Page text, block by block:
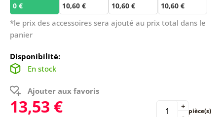
0 €
10,60 €
10,60 €
10,60 €
*le prix des accessoires sera ajouté au prix total dans le
panier
Disponibilité:
En stock
Ajouter aux favoris
13,53 € + pièce(s)